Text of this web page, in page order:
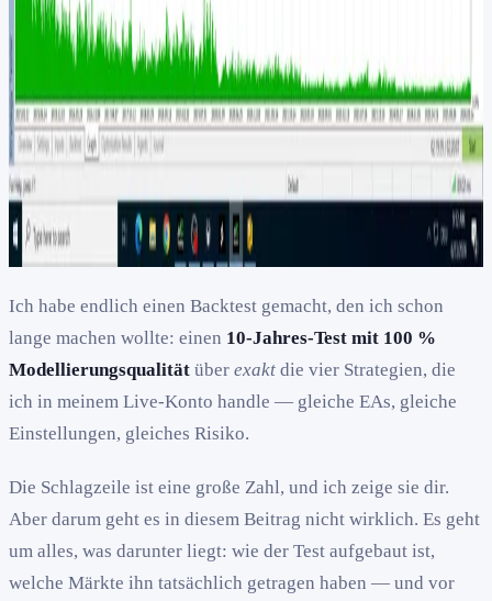
Ich habe endlich einen Backtest gemacht, den ich schon
lange machen wollte: einen 10-Jahres-Test mit 100 %
Modellierungsqualität über exakt die vier Strategien, die
ich in meinem Live-Konto handle — gleiche EAs, gleiche
Einstellungen, gleiches Risiko.
Die Schlagzeile ist eine große Zahl, und ich zeige sie dir.
Aber darum geht es in diesem Beitrag nicht wirklich. Es geht
um alles, was darunter liegt: wie der Test aufgebaut ist,
welche Märkte ihn tatsächlich getragen haben — und vor